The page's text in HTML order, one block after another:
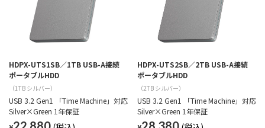
HDPX-UTS1SB／1TB USB-A接続
ポータブルHDD
（1TB シルバー）
USB 3.2 Gen1 「Time Machine」対応
Silver×Green 1年保証
HDPX-UTS2SB／2TB USB-A接続
ポータブルHDD
（2TB シルバー）
USB 3.2 Gen1 「Time Machine」対応
Silver×Green 1年保証